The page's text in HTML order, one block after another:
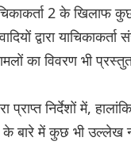
2 के
द्वारा
का विवरण भी
प्राप्त निर्देशों में,
बारे में कुछ भी उल्लेख